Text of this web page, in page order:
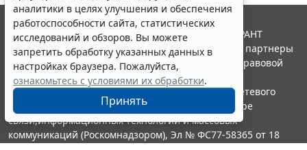
аналитики в целях улучшения и обеспечения
работоспособности сайта, статистических
исследований и обзоров. Вы можете
запретить обработку указанных данных в
настройках браузера. Пожалуйста,
ознакомьтесь с условиями их обработки.
Принять
© ООО "НПП "ГАРАНТ-СЕРВИС", 2026. Система ГАРАНТ
выпускается с 1990 года. Компания "Гарант" и ее партнеры
являются участниками Российской ассоциации правовой
информации ГАРАНТ.
Портал ГАРАНТ.РУ зарегистрирован в качестве сетевого
издания Федеральной службой по надзору в сфере
связи,информационных технологий и массовых
коммуникаций (Роскомнадзором), Эл № ФС77-58365 от 18